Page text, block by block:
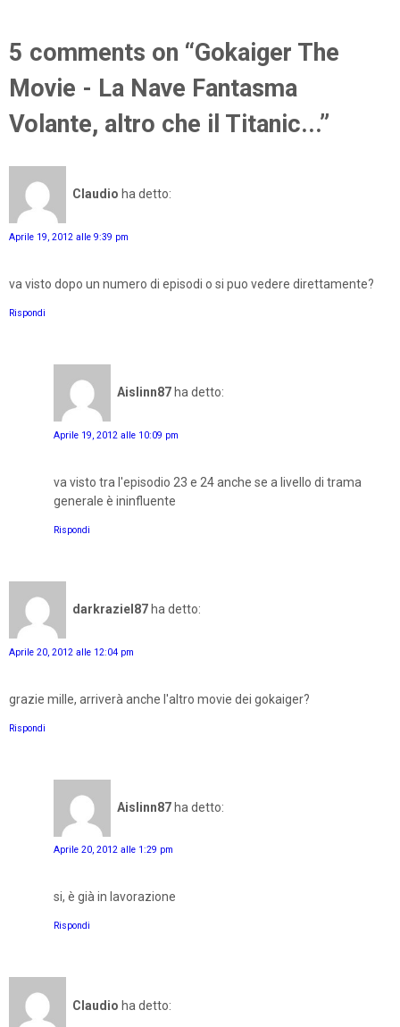
5 comments on “Gokaiger The
Movie - La Nave Fantasma
Volante, altro che il Titanic...”
Claudio ha detto:
Aprile 19, 2012 alle 9:39 pm
va visto dopo un numero di episodi o si puo vedere direttamente?
Rispondi
Aislinn87 ha detto:
Aprile 19, 2012 alle 10:09 pm
va visto tra l'episodio 23 e 24 anche se a livello di trama
generale è ininfluente
Rispondi
darkraziel87 ha detto:
Aprile 20, 2012 alle 12:04 pm
grazie mille, arriverà anche l'altro movie dei gokaiger?
Rispondi
Aislinn87 ha detto:
Aprile 20, 2012 alle 1:29 pm
si, è già in lavorazione
Rispondi
Claudio ha detto: